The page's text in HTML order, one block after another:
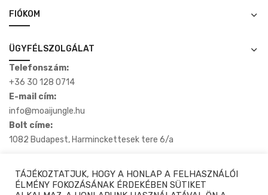
FIÓKOM
ÜGYFÉLSZOLGÁLAT
Telefonszám:
+36 30 128 0714
E-mail cím:
info@moaijungle.hu
Bolt címe:
1082 Budapest, Harminckettesek tere 6/a
TÁJÉKOZTATJUK, HOGY A HONLAP A FELHASZNÁLÓI
ÉLMÉNY FOKOZÁSÁNAK ÉRDEKÉBEN SÜTIKET